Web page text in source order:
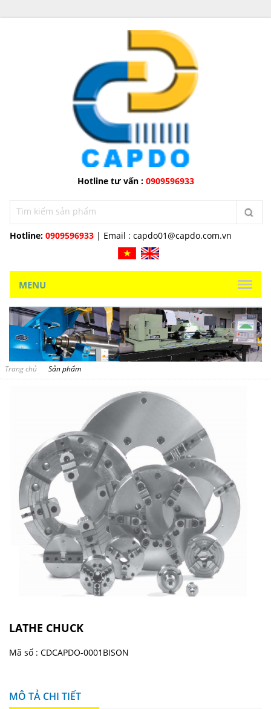
Hotline tư vấn : 0909596933
Hotline: 0909596933 | Email : capdo01@capdo.com.vn
MENU
Trang chủ Sản phẩm
LATHE CHUCK
Mã số : CDCAPDO-0001BISON
MÔ TẢ CHI TIẾT